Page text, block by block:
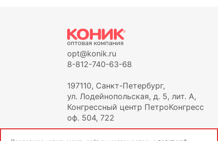
opt@konik.ru
8-812-740-63-68
197110, Санкт-Петербург,
ул. Лодейнопольская, д. 5, лит. А,
Конгрессный центр ПетроКонгресс
оф. 504, 722